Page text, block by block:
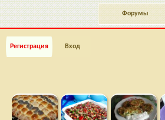
Форумы
Регистрация Вход